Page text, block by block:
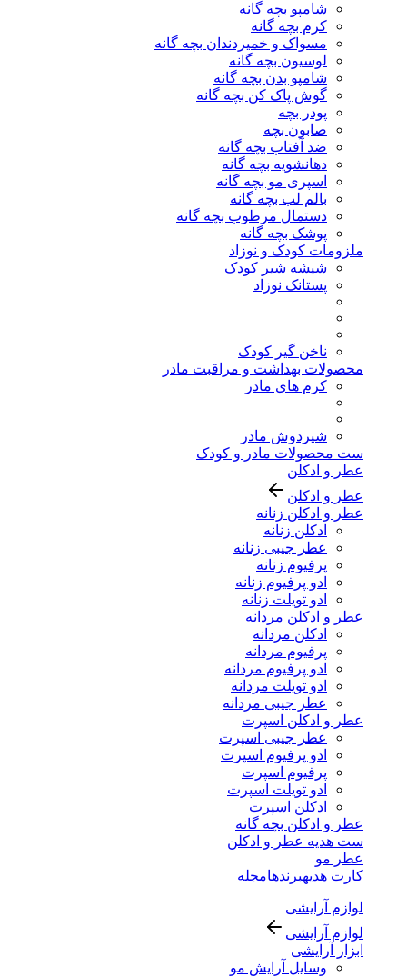
شامپو بچه گانه
کرم بچه گانه
مسواک و خمیردندان بچه گانه
لوسیون بچه گانه
شامپو بدن بچه گانه
گوش پاک کن بچه گانه
پودر بچه
صابون بچه
ضد آفتاب بچه گانه
دهانشویه بچه گانه
اسپری مو بچه گانه
بالم لب بچه گانه
دستمال مرطوب بچه گانه
پوشک بچه گانه
ملزومات کودک و نوزاد
شیشه شیر کودک
پستانک نوزاد
ناخن گیر کودک
محصولات بهداشت و مراقبت مادر
کرم های مادر
شیردوش مادر
ست محصولات مادر و کودک
عطر و ادکلن
عطر و ادکلن
عطر و ادکلن زنانه
ادکلن زنانه
عطر جیبی زنانه
پرفیوم زنانه
ادو پرفیوم زنانه
ادو تویلت زنانه
عطر و ادکلن مردانه
ادکلن مردانه
پرفیوم مردانه
ادو پرفیوم مردانه
ادو تویلت مردانه
عطر جیبی مردانه
عطر و ادکلن اسپرت
عطر جیبی اسپرت
ادو پرفیوم اسپرت
پرفیوم اسپرت
ادو تویلت اسپرت
ادکلن اسپرت
عطر و ادکلن بچه گانه
ست هدیه عطر و ادکلن
عطر مو
کارت هدیهبرندهامجله
لوازم آرایشی
لوازم آرایشی
ابزار آرایشی
وسایل آرایش مو